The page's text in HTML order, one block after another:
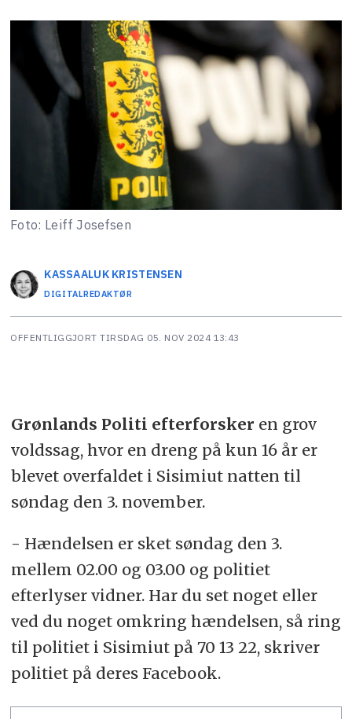
Foto: Leiff Josefsen
KASSAALUK KRISTENSEN
DIGITALREDAKTØR
OFFENTLIGGJORT TIRSDAG 05. NOV 2024 13:43
Grønlands Politi efterforsker en grov
voldssag, hvor en dreng på kun 16 år er
blevet overfaldet i Sisimiut natten til
søndag den 3. november.
- Hændelsen er sket søndag den 3.
mellem 02.00 og 03.00 og politiet
efterlyser vidner. Har du set noget eller
ved du noget omkring hændelsen, så ring
til politiet i Sisimiut på 70 13 22, skriver
politiet på deres Facebook.